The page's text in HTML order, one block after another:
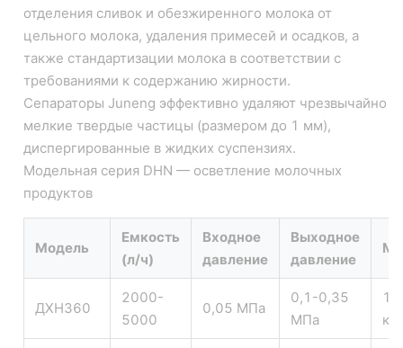
отделения сливок и обезжиренного молока от
цельного молока, удаления примесей и осадков, а
также стандартизации молока в соответствии с
требованиями к содержанию жирности.
Сепараторы Juneng эффективно удаляют чрезвычайно
мелкие твердые частицы (размером до 1 мм),
диспергированные в жидких суспензиях.
Модельная серия DHN — осветление молочных
продуктов
Модель
Емкость
(л/ч)
Входное
давление
Выходное
давление
ДХН360
2000-
5000
0,05 МПа
0,1-0,35
МПа
кг